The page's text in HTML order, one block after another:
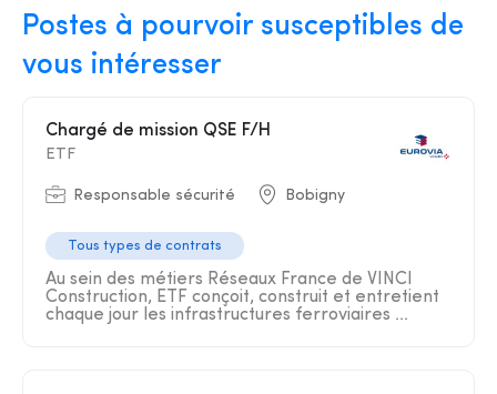
Postes à pourvoir susceptibles de
vous intéresser
Chargé de mission QSE F/H
ETF
Responsable sécurité Bobigny
Tous types de contrats
Au sein des métiers Réseaux France de VINCI
Construction, ETF conçoit, construit et entretient
chaque jour les infrastructures ferroviaires ...